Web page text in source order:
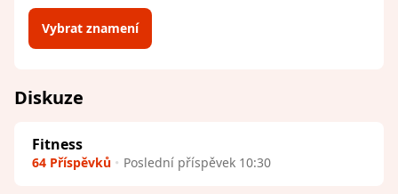
Vybrat znamení
Diskuze
Fitness
64 Příspěvků Poslední příspěvek 10:30